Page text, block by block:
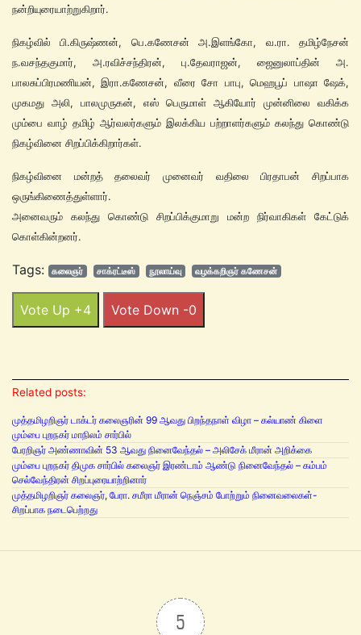
நன்றியுரையாற்றுகிறார்.
நிகழ்வில் பி.கிருஷ்ணன், பெ.கணேசன் அ.இளங்கோ, வ.ரா. தமிழ்நேசன்
ந.வசந்தகுமார், அ.ரவிச்சந்திரன், பு.தேவராஜன், ஜைனுலாப்தின் அ.
பாலசுப்பிரமணியன், இரா.கணேசன், வீரை சோ பாபு, மெஹபூப் பாஷா ஷேக்,
முகமது அலி, பாலமுருகன், எஸ் பெருமாள் ஆகியோர் முன்னிலை வகிக்க
மும்பை வாழ் தமிழ் ஆர்வலர்களும் இலக்கிய பற்றாளர்களும் கலந்து கொண்டு
நிகழ்வினை சிறப்பிக்கிறார்கள்.
நிகழ்வினை மன்றத் தலைவர் முனைவர் வதிலை பிரதாபன் சிறப்பாக
ஒருங்கிணைத்துள்ளார்.
அனைவரும் கலந்து கொண்டு சிறப்பிக்குமாறு மன்ற நிர்வாகிகள் கேட்டுக்
கொள்கின்றனர்.
Tags: கலைஞர் சாக்ரட்டீஸ் நூலாய்வு வழக்கறிஞர் கணேசன்
Vote Up +4 Vote Down -0
Related posts:
முத்தமிழறிஞர் டாக்டர் கலைஞரின் 99 ஆவது பிறந்தநாள் விழா – கல்யாண் கிளை
மும்பை புறநகர் மாநிலம் சார்பில்
பேரறிஞர் அண்ணாவின் 53 ஆவது நினைவேந்தல் – அலிசேக் மீரான் அறிக்கை
மும்பை புறநகர் திமுக சார்பில் கலைஞர் இரண்டாம் ஆண்டு நினைவேந்தல் – கம்பம்
செல்வேந்திரன் சிறப்புரையாற்றினார்
முத்தமிழறிஞர் கலைஞர், பேரா. சமீரா மீரான் நெஞ்சம் போற்றும் நினைவலைகள்-
சிறப்பாக நடைபெற்றது
5